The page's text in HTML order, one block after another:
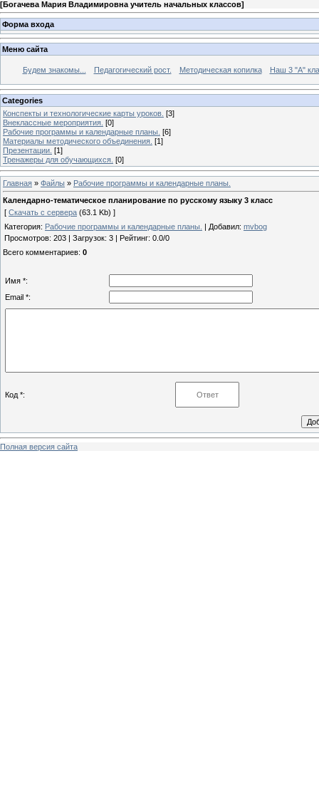
[Богачева Мария Владимировна учитель начальных классов]
Форма входа
Меню сайта
Будем знакомы... Педагогический рост. Методическая копилка Наш 3 "А"
Categories
Конспекты и технологические карты уроков. [3]
Внеклассные мероприятия. [0]
Рабочие программы и календарные планы. [6]
Материалы методического объединения. [1]
Презентации. [1]
Тренажеры для обучающихся. [0]
Главная » Файлы » Рабочие программы и календарные планы.
Календарно-тематическое планирование по русскому языку 3 класс
[ Скачать с сервера (63.1 Kb) ]
Категория: Рабочие программы и календарные планы. Добавил: mvbog
Просмотров: 203 Загрузок: 3 Рейтинг: 0.0/0
Всего комментариев: 0
Имя *:
Email *:
Код *:
Полная версия сайта